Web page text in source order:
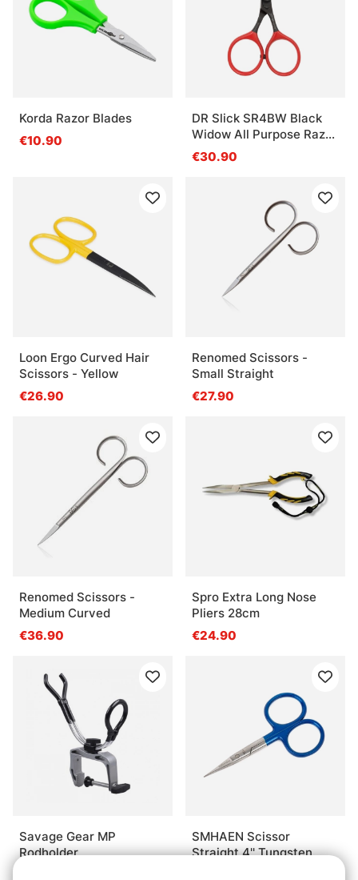
Korda Razor Blades
€10.90
DR Slick SR4BW Black
Widow All Purpose Razor
Scissor 4'' Bent Shaft
Black and Red
€30.90
Loon Ergo Curved Hair
Scissors - Yellow
€26.90
Renomed Scissors -
Small Straight
€27.90
Renomed Scissors -
Medium Curved
€36.90
Spro Extra Long Nose
Pliers 28cm
€24.90
Savage Gear MP
Rodholder
SMHAEN Scissor
Straight 4'' Tungsten